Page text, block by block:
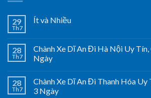
29
Th7
Ít và Nhiều
28
Th7
Chành Xe Dĩ An Đi Hà Nội Uy
Ngày
28
Th7
Chành Xe Dĩ An Đi Thanh Hóa Uy
3 Ngày